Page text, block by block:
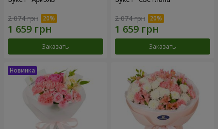
2 074 грн
Заказать
2 074 грн
Заказать